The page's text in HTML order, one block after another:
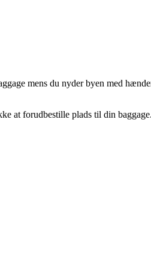
mens du nyder byen med
at forudbestille plads til din baggage.